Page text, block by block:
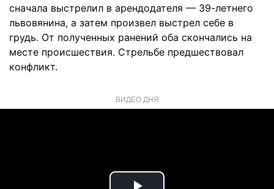
сначала выстрелил в арендодателя — 39-летнего
львовянина, а затем произвел выстрел себе в
грудь. От полученных ранений оба скончались на
месте происшествия. Стрельбе предшествовал
конфликт.
ВИДЕО ДНЯ